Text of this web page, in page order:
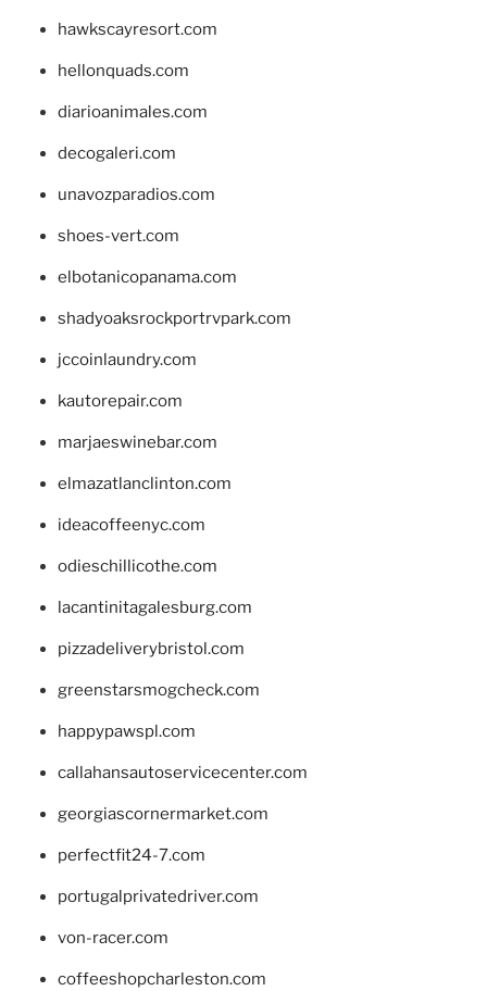
hawkscayresort.com
hellonquads.com
diarioanimales.com
decogaleri.com
unavozparadios.com
shoes-vert.com
elbotanicopanama.com
shadyoaksrockportrvpark.com
jccoinlaundry.com
kautorepair.com
marjaeswinebar.com
elmazatlanclinton.com
ideacoffeenyc.com
odieschillicothe.com
lacantinitagalesburg.com
pizzadeliverybristol.com
greenstarsmogcheck.com
happypawspl.com
callahansautoservicecenter.com
georgiascornermarket.com
perfectfit24-7.com
portugalprivatedriver.com
von-racer.com
coffeeshopcharleston.com